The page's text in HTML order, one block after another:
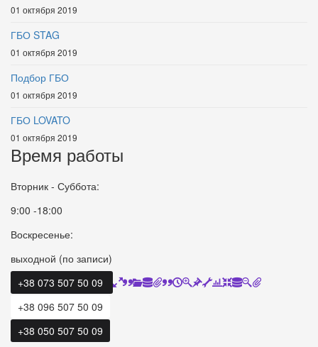
01 октября 2019
ГБО STAG
01 октября 2019
Подбор ГБО
01 октября 2019
ГБО LOVATO
01 октября 2019
Время работы
Вторник - Суббота:
9:00 -18:00
Воскресенье:
выходной (по записи)
+38 073 507 50 09
+38 096 507 50 09
+38 050 507 50 09